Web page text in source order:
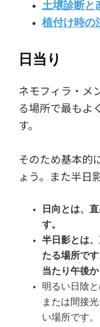
土壌診断と
植付け時の
日当り
ネモフィラ・メ
る場所で最もよ
す。
そのため基本的
ょう。また半日
日向とは、
す。
半日影とは
たる場所で
当たり午後
明るい日陰
または間接
い場所です。